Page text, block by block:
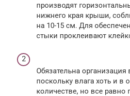
производят
нижнего края крыши,
на 10-15 см. Для
стыки проклеивают
Обязательна организация
поскольку влага хоть и в
количестве, но все